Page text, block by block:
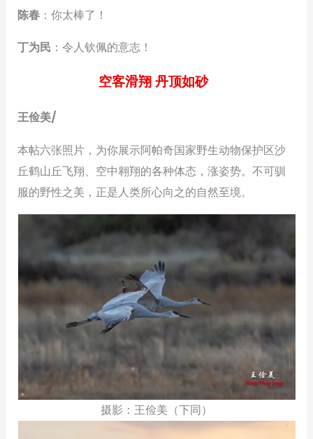
陈春 ：你太棒了！
丁为民 ：令人钦佩的意志！
空客滑翔 丹顶如砂
王俭美/
本帖六张照片，为你展示阿帕奇国家野生动物保护区沙
丘鹤山丘飞翔、空中翱翔的各种体态，涨姿势。不可驯
服的野性之美，正是人类所心向之的自然至境。
摄影：王俭美（下同）